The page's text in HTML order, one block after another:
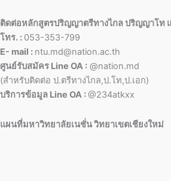
ติดต่อหลักสูตรปริญญาตรีทางไกล ปริญญาโท
โทร. : 053-353-799
E- mail : ntu.md@nation.ac.th
ศูนย์รับสมัคร Line OA : @nation.md
(สำหรับติดต่อ ป.ตรีทางไกล,ป.โท,ป.เอก)
บริการข้อมูล Line OA :@234atkxx
แผนที่มหาวิทยาลัยเนชั่น วิทยาเขตเชียงใหม่